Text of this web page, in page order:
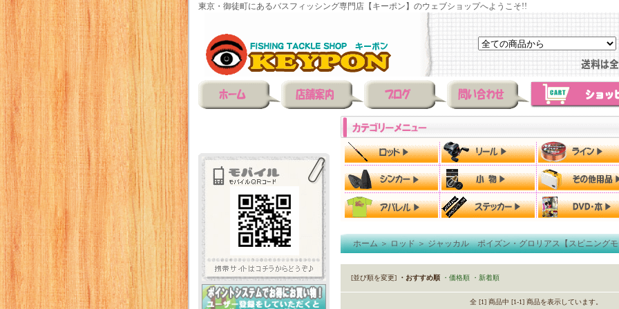
東京・御徒町にあるバスフィッシング専門店【キーポン】のウェブショップへようこそ!!
ホーム＞ロッド＞ジャッカル ポイズン・グロリアス【スピニング
[並び順を変更] ・おすすめ順 ・価格順 ・新着順
全 [1] 商品中 [1-1] 商品を表示しています。